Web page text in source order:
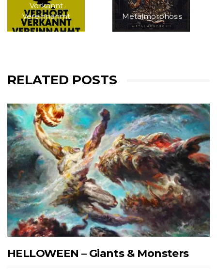
Verkannt
Vereinnahmt
–
Metalmorphosis
RELATED POSTS
HELLOWEEN – Giants & Monsters